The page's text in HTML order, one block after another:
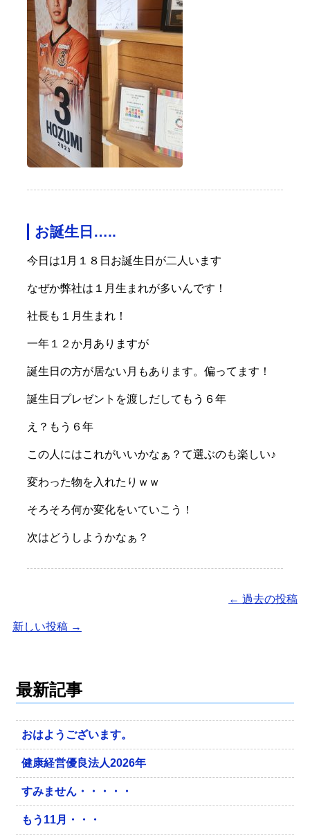
お誕生日…..
今日は1月１８日お誕生日が二人います
なぜか弊社は１月生まれが多いんです！
社長も１月生まれ！
一年１２か月ありますが
誕生日の方が居ない月もあります。偏ってます！
誕生日プレゼントを渡しだしてもう６年
え？もう６年
この人にはこれがいいかなぁ？て選ぶのも楽しい♪
変わった物を入れたりｗｗ
そろそろ何か変化をいていこう！
次はどうしようかなぁ？
← 過去の投稿
新しい投稿 →
最新記事
おはようございます。
健康経営優良法人2026年
すみません・・・・・
もう11月・・・